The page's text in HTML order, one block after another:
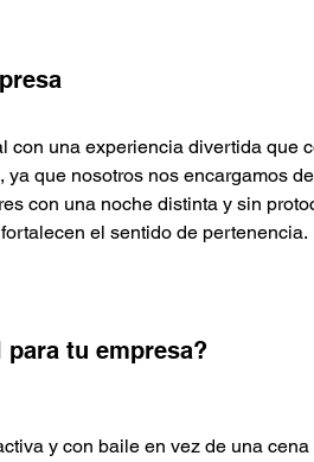
con una experiencia divertida que
que nosotros nos encargamos
con una noche distinta y sin
el sentido de pertenencia.
tu empresa?
y con baile en vez de una cena